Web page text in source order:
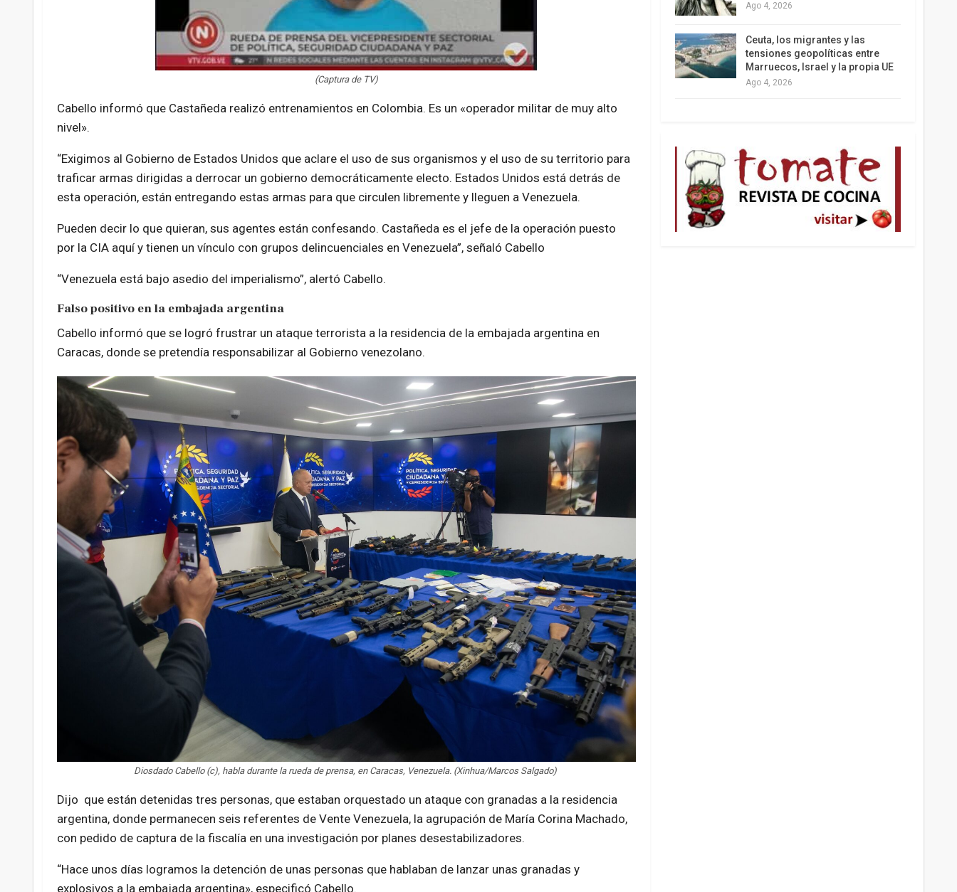
(Captura de TV)
Cabello informó que Castañeda realizó entrenamientos en Colombia. Es un «operador militar de muy alto
nivel».
“Exigimos al Gobierno de Estados Unidos que aclare el uso de sus organismos y el uso de su territorio para
traficar armas dirigidas a derrocar un gobierno democráticamente electo. Estados Unidos está detrás de
esta operación, están entregando estas armas para que circulen libremente y lleguen a Venezuela.
Pueden decir lo que quieran, sus agentes están confesando. Castañeda es el jefe de la operación puesto
por la CIA aquí y tienen un vínculo con grupos delincuenciales en Venezuela”, señaló Cabello
“Venezuela está bajo asedio del imperialismo”, alertó Cabello.
Falso positivo en la embajada argentina
Cabello informó que se logró frustrar un ataque terrorista a la residencia de la embajada argentina en
Caracas, donde se pretendía responsabilizar al Gobierno venezolano.
Diosdado Cabello (c), habla durante la rueda de prensa, en Caracas, Venezuela. (Xinhua/Marcos Salgado)
Dijo que están detenidas tres personas, que estaban orquestado un ataque con granadas a la residencia
argentina, donde permanecen seis referentes de Vente Venezuela, la agrupación de María Corina Machado,
con pedido de captura de la fiscalía en una investigación por planes desestabilizadores.
“Hace unos días logramos la detención de unas personas que hablaban de lanzar unas granadas y
explosivos a la embajada argentina», especificó Cabello.
Ago 4, 2026
Ceuta, los migrantes y las
tensiones geopolíticas entre
Marruecos, Israel y la propia UE
Ago 4, 2026